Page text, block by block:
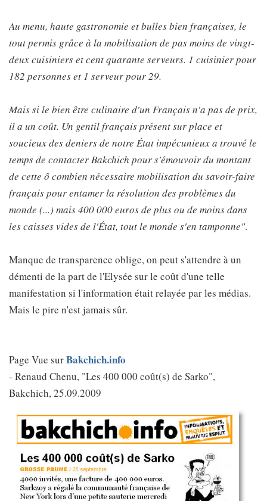
Au menu, haute gastronomie et bulles bien françaises, le
tout permis grâce à la mobilisation de pas moins de vingt-
deux cuisiniers et cent quarante serveurs. 1 cuisinier pour
182 personnes et 1 serveur pour 29.
Mais si le bien être culinaire d'un Français n'a pas de prix,
il a un coût. Un gentil français présent sur place et
soucieux des deniers de notre État impécunieux a trouvé le
temps de contacter Bakchich pour s'émouvoir du montant
de cette ô combien nécessaire mobilisation du savoir-faire
français pour entamer la résolution des problèmes du
monde (...) mais 400 000 euros de plus ou de moins dans
les caisses vides de l'État, tout le monde s'en tamponne".
Manque de transparence oblige, on peut s'attendre à un
démenti de la part de l'Elysée sur le coût d'une telle
manifestation si l'information était relayée par les médias.
Mais le pire n'est jamais sûr.
Page Vue surBakchich.info
- Renaud Chenu, "Les 400 000 coût(s) de Sarko",
Bakchich, 25.09.2009